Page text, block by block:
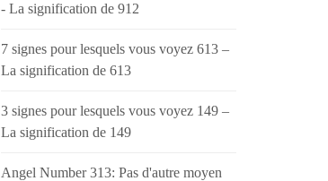
- La signification de 912
7 signes pour lesquels vous voyez 613 –
La signification de 613
3 signes pour lesquels vous voyez 149 –
La signification de 149
Angel Number 313: Pas d'autre moyen